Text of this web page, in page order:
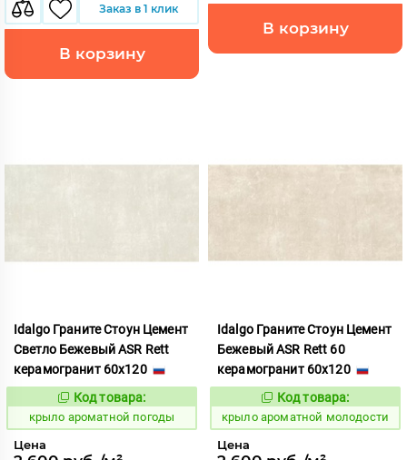
Заказ в 1 клик
В корзину
В корзину
Idalgo Граните Стоун Цемент
Светло Бежевый ASR Rett
керамогранит 60x120
828446
Код товара:
крыло ароматной погоды
Цена
Idalgo Граните Стоун Цемент
Бежевый ASR Rett 60
керамогранит 60x120
828429
Код товара:
крыло ароматной молодости
Цена